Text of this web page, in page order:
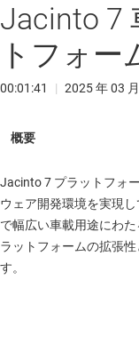
Jacinto 7
トフォー
00:01:41 | 2025 年 03
Jacinto 7 プラットフォ
ウェア開発環境を実現
で幅広い車載用途にわ
ラットフォームの拡張
す。